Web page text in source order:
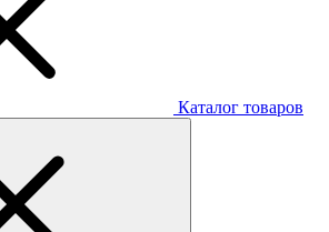
Каталог товаров